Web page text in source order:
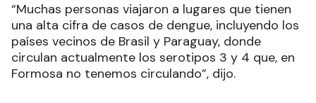
“Muchas personas viajaron a lugares que tienen
una alta cifra de casos de dengue, incluyendo los
países vecinos de Brasil y Paraguay, donde
circulan actualmente los serotipos 3 y 4 que, en
Formosa no tenemos circulando”, dijo.